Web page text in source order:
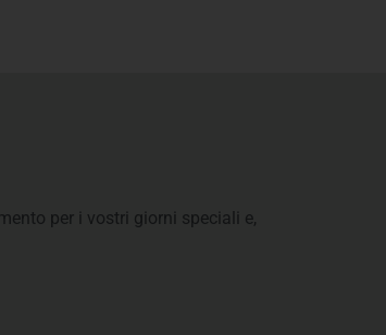
per i vostri giorni speciali e,